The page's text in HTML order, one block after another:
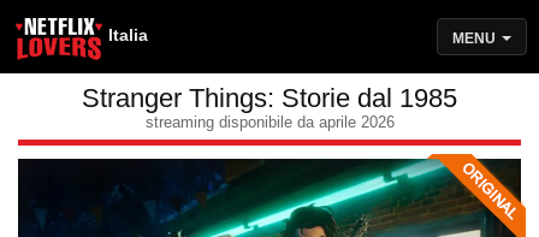
Italia MENU
Stranger Things: Storie dal 1985
streaming disponibile da aprile 2026